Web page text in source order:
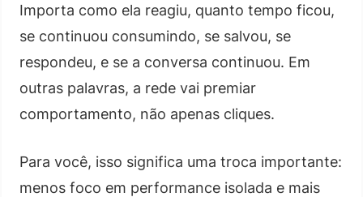
Importa como ela reagiu, quanto tempo ficou,
se continuou consumindo, se salvou, se
respondeu, e se a conversa continuou. Em
outras palavras, a rede vai premiar
comportamento, não apenas cliques.
Para você, isso significa uma troca importante:
menos foco em performance isolada e mais